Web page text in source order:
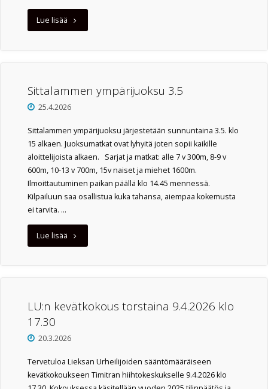
Lue lisää"Sittalammen
tunnelmissa"
Sittalammen ympärijuoksu 3.5
25.4.2026
Sittalammen ympärijuoksu järjestetään sunnuntaina 3.5. klo
15 alkaen. Juoksumatkat ovat lyhyitä joten sopii kaikille
aloittelijoista alkaen. Sarjat ja matkat: alle 7 v 300m, 8-9 v
600m, 10-13 v 700m, 15v naiset ja miehet 1600m.
Ilmoittautuminen paikan päällä klo 14.45 mennessä.
Kilpailuun saa osallistua kuka tahansa, aiempaa kokemusta
ei tarvita. …
Lue lisää"Sittalammen
LU:n kevätkokous torstaina 9.4.2026 klo
17.30
20.3.2026
Tervetuloa Lieksan Urheilijoiden sääntömääräiseen
kevätkokoukseen Timitran hiihtokeskukselle 9.4.2026 klo